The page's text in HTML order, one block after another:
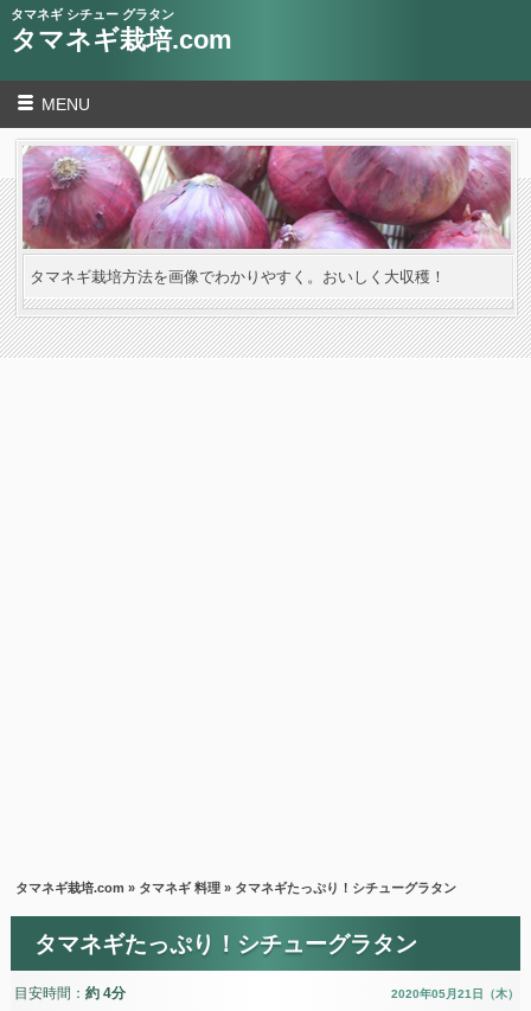
タマネギ シチュー グラタン
タマネギ栽培.com
MENU
タマネギ栽培方法を画像でわかりやすく。おいしく大収穫！
タマネギ栽培.com » タマネギ 料理 » タマネギたっぷり！シチューグラタン
タマネギたっぷり！シチューグラタン
目安時間： 約 4分 2020年05月21日（木）